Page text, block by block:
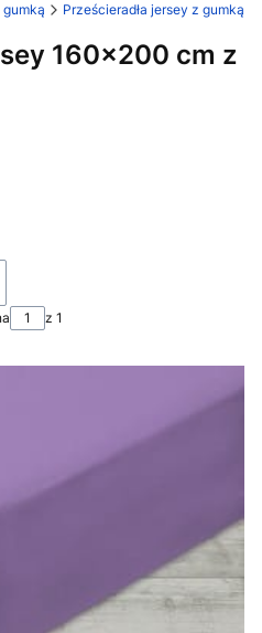
gumką Prześcieradła jersey z gumką
160x200 cm z
z 1